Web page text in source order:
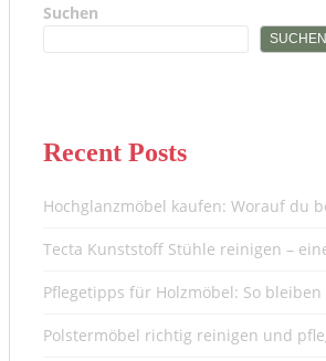
Suchen
SUCHEN
Recent Posts
Hochglanzmöbel kaufen: Worauf du
Tecta Kunststoff Stühle reinigen –
Pflegetipps für Holzmöbel: So
Polstermöbel richtig reinigen und